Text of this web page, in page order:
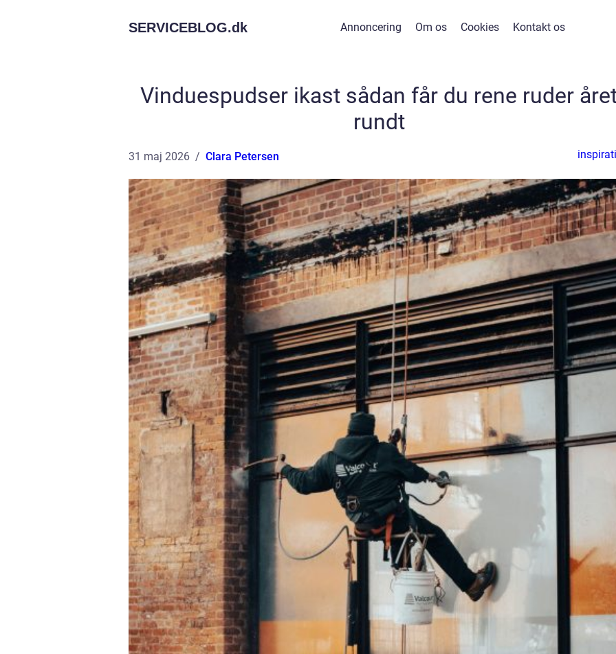
SERVICEBLOG.dk Annoncering Om os Cookies Kontakt os
Vinduespudser ikast sådan får du rene ruder
rundt
31 maj 2026 Clara Petersen